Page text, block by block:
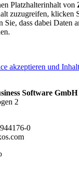
Platzhalterinhalt von
zuzugreifen, klicken
Sie, dass dabei Daten
akzeptieren und
Software GmbH
2
0